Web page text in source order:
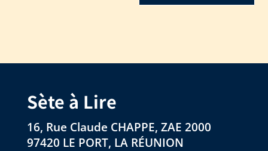
Sète à Lire
16, Rue Claude CHAPPE, ZAE 2000
97420 LE PORT, LA RÉUNION